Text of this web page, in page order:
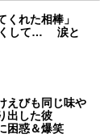
くれた相棒」
くして… 涙と
えびも同じ味や
出した彼
困惑＆爆笑